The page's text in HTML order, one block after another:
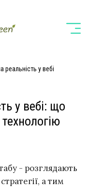
реальнiсть у вебi
у вебi: що
- розглядають
а тим